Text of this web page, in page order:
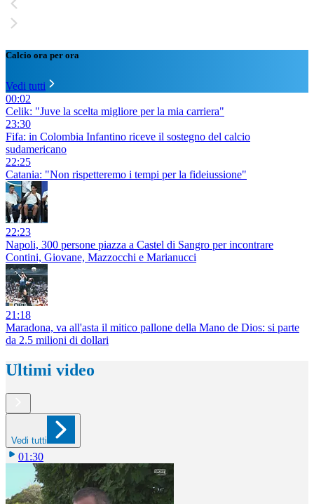
Calcio ora per ora
Vedi tutti
00:02
Celik: "Juve la scelta migliore per la mia carriera"
23:30
Fifa: in Colombia Infantino riceve il sostegno del calcio
sudamericano
22:25
Catania: "Non rispetteremo i tempi per la fideiussione"
22:23
Napoli, 300 persone piazza a Castel di Sangro per incontrare
Contini, Giovane, Mazzocchi e Marianucci
21:18
Maradona, va all'asta il mitico pallone della Mano de Dios: si parte
da 2.5 milioni di dollari
Ultimi video
Vedi tutti
01:30